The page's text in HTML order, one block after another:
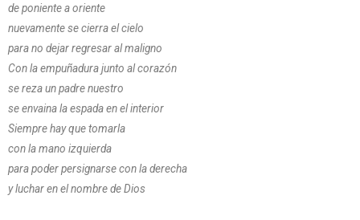
de poniente a oriente
nuevamente se cierra el cielo
para no dejar regresar al maligno
Con la empuñadura junto al corazón
se reza un padre nuestro
se envaina la espada en el interior
Siempre hay que tomarla
con la mano izquierda
para poder persignarse con la derecha
y luchar en el nombre de Dios